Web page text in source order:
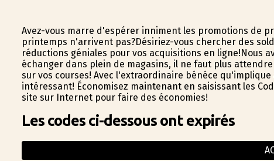
Avez-vous marre d'espérer infiniment les promotions de
printemps n'arrivent pas?Désiriez-vous chercher des
réductions géniales pour vos acquisitions en ligne!Nous
échanger dans plein de magasins, il ne faut plus
sur vos courses! Avec l'extraordinaire bénéfice
intéressant! Économisez maintenant en saisissant les
site sur Internet pour faire des économies!
Les codes ci-dessous ont expirés